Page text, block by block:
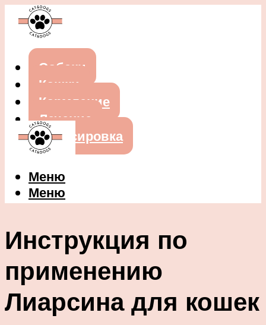
Собаки
Кошки
Кормление
Лечение
Дрессировка
Меню
Меню
Инструкция по
применению
Лиарсина для кошек